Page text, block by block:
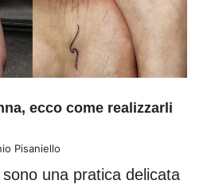
ecco come realizzarli
Pisaniello
una pratica delicata